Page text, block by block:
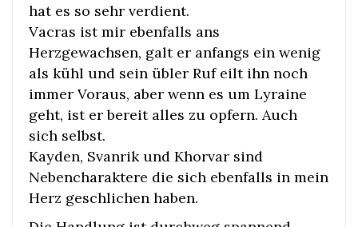
hat es so sehr verdient.
Vacras ist mir ebenfalls ans
Herzgewachsen, galt er anfangs ein wenig
als kühl und sein übler Ruf eilt ihn noch
immer Voraus, aber wenn es um Lyraine
geht, ist er bereit alles zu opfern. Auch
sich selbst.
Kayden, Svanrik und Khorvar sind
Nebencharaktere die sich ebenfalls in mein
Herz geschlichen haben.